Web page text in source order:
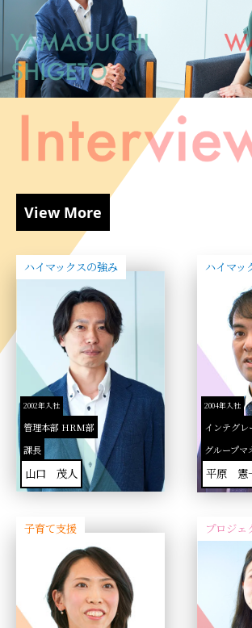
View More
ハイマックスの強み
2002年入社
管理本部 HRM部
課長
山口 茂人
ハイマッ
2004年入社
インテグ
グループマ
平原 憲
子育て支援 プロジェ